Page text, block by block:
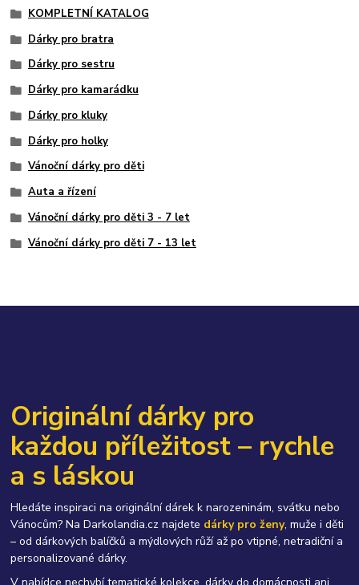
KOMPLETNÍ KATALOG
Dárky pro bratra
Dárky pro sestru
Dárky pro kamarádku
Dárky pro kluky
Dárky pro holky
Vánoční dárky pro děti
Auta a řízení
Vánoční dárky pro děti 3 - 7 let
Vánoční dárky pro děti 7 - 13 let
Originální dárky pro
každou příležitost – rychle
a s láskou
Hledáte inspiraci na originální dárek k narozeninám, svátku nebo
Vánocům? Na Darkolandia.cz najdete dárky pro ženy, muže i děti
– od dárkových balíčků a mýdlových růží až po vtipné, netradiční a
personalizované dárky.